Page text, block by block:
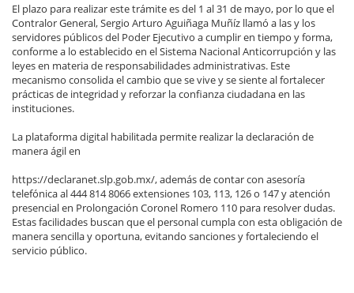
El plazo para realizar este trámite es del 1 al 31 de mayo, por lo que el
Contralor General, Sergio Arturo Aguiñaga Muñíz llamó a las y los
servidores públicos del Poder Ejecutivo a cumplir en tiempo y forma,
conforme a lo establecido en el Sistema Nacional Anticorrupción y las
leyes en materia de responsabilidades administrativas. Este
mecanismo consolida el cambio que se vive y se siente al fortalecer
prácticas de integridad y reforzar la confianza ciudadana en las
instituciones.
La plataforma digital habilitada permite realizar la declaración de
manera ágil en
https://declaranet.slp.gob.mx/, además de contar con asesoría
telefónica al 444 814 8066 extensiones 103, 113, 126 o 147 y atención
presencial en Prolongación Coronel Romero 110 para resolver dudas.
Estas facilidades buscan que el personal cumpla con esta obligación de
manera sencilla y oportuna, evitando sanciones y fortaleciendo el
servicio público.